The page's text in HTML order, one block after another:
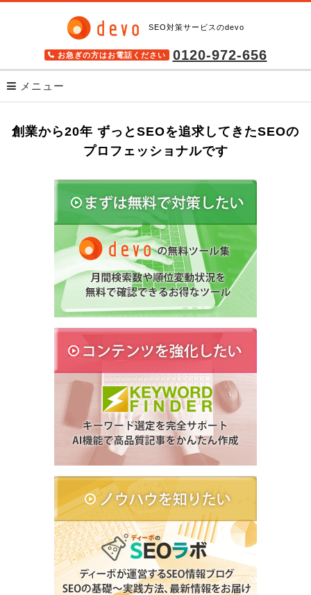
SEO対策サービスのdevo
お急ぎの方はお電話ください 0120-972-656
メニュー
SEOツール キーワードファインダー
格安SEOサービス SEO Pack
高機能SEOツール seodoor(セオドア)
導入事例
無料SEOツール
SEOを学ぶ
AI×SEO(AISEOの基礎と対策)
SEOセミナー
業種別SEOガイド
SEOのよくある質問
ブログ
SEO最新ニュース
SEO研究データ
創業から20年 ずっとSEOを追求してきたSEOの
プロフェッショナルです